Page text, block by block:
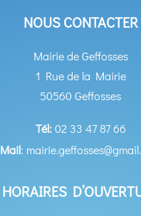
NOUS CONTACTER
Mairie de Geffosses
1 Rue de la Mairie
50560 Geffosses
Tél:02 33 47 87 66
Mail:
HORAIRES